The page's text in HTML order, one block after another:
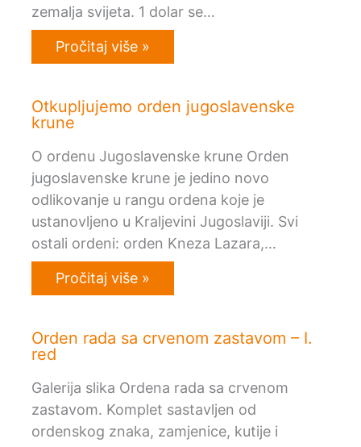
zemalja svijeta. 1 dolar se…
Pročitaj više »
Otkupljujemo orden jugoslavenske
krune
O ordenu Jugoslavenske krune Orden
jugoslavenske krune je jedino novo
odlikovanje u rangu ordena koje je
ustanovljeno u Kraljevini Jugoslaviji. Svi
ostali ordeni: orden Kneza Lazara,…
Pročitaj više »
Orden rada sa crvenom zastavom – I.
red
Galerija slika Ordena rada sa crvenom
zastavom. Komplet sastavljen od
ordenskog znaka, zamjenice, kutije i